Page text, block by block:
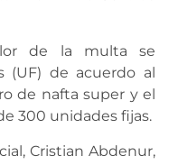
de la multa se
(UF) de acuerdo al
de nafta super y el
300 unidades fijas.
Cristian Abdenur,